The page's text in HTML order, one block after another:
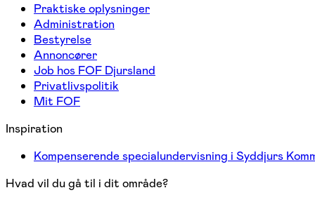
Praktiske oplysninger
Administration
Bestyrelse
Annoncører
Job hos FOF Djursland
Privatlivspolitik
Mit FOF
Inspiration
Kompenserende specialundervisning i Syddjurs
Hvad vil du gå til i dit område?